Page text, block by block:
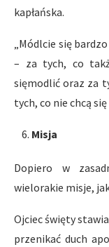
kapłańska.
„Módlcie się
– za tych, co
sięmodlić oraz za
tych, co nie chcą
Misja
Dopiero w
wielorakie misje,
Ojciec święty
przenikać duch